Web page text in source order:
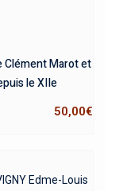
Clément Marot et
le XIIe
50,00€
Edme-Louis